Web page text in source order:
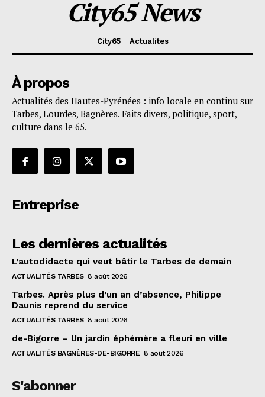
City65 News
City65 Actualites
À propos
Actualités des Hautes-Pyrénées : info locale en continu sur
Tarbes, Lourdes, Bagnères. Faits divers, politique, sport,
culture dans le 65.
Entreprise
Les dernières actualités
L’autodidacte qui veut bâtir le Tarbes de demain
ACTUALITÉS TARBES 8 août 2026
Tarbes. Après plus d’un an d’absence, Philippe
Daunis reprend du service
ACTUALITÉS TARBES 8 août 2026
de-Bigorre – Un jardin éphémère a fleuri en ville
ACTUALITÉS BAGNÈRES-DE-BIGORRE 8 août 2026
S'abonner